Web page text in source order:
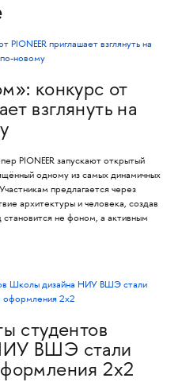
конкурс от
взглянуть на
PIONEER запускают открытый
одному из самых динамичных
предлагается через
архитектуры и человека, создав
не фоном, а активным
студентов
ВШЭ стали
2х2